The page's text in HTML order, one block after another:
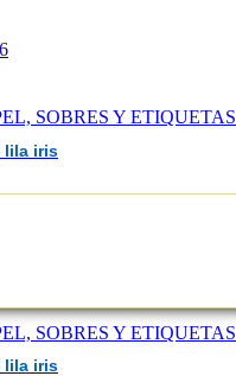
SOBRES Y ETIQUETAS
lila iris
SOBRES Y ETIQUETAS
lila iris